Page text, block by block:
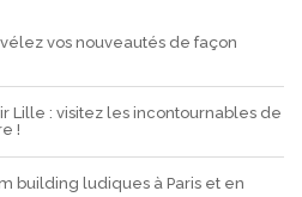
vos nouveautés de façon
Lille : visitez les incontournables de
!
building ludiques à Paris et en